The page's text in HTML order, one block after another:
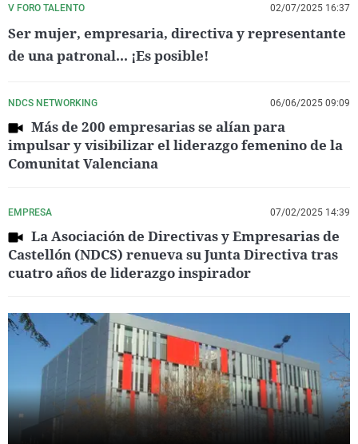
V FORO TALENTO 02/07/2025 16:37
Ser mujer, empresaria, directiva y representante
de una patronal... ¡Es posible!
NDCS NETWORKING 06/06/2025 09:09
Más de 200 empresarias se alían para
impulsar y visibilizar el liderazgo femenino de la
Comunitat Valenciana
EMPRESA 07/02/2025 14:39
La Asociación de Directivas y Empresarias de
Castellón (NDCS) renueva su Junta Directiva tras
cuatro años de liderazgo inspirador